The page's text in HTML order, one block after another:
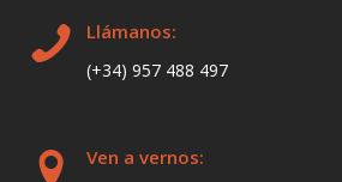
Llámanos:
(+34) 957 488 497
Ven a vernos: